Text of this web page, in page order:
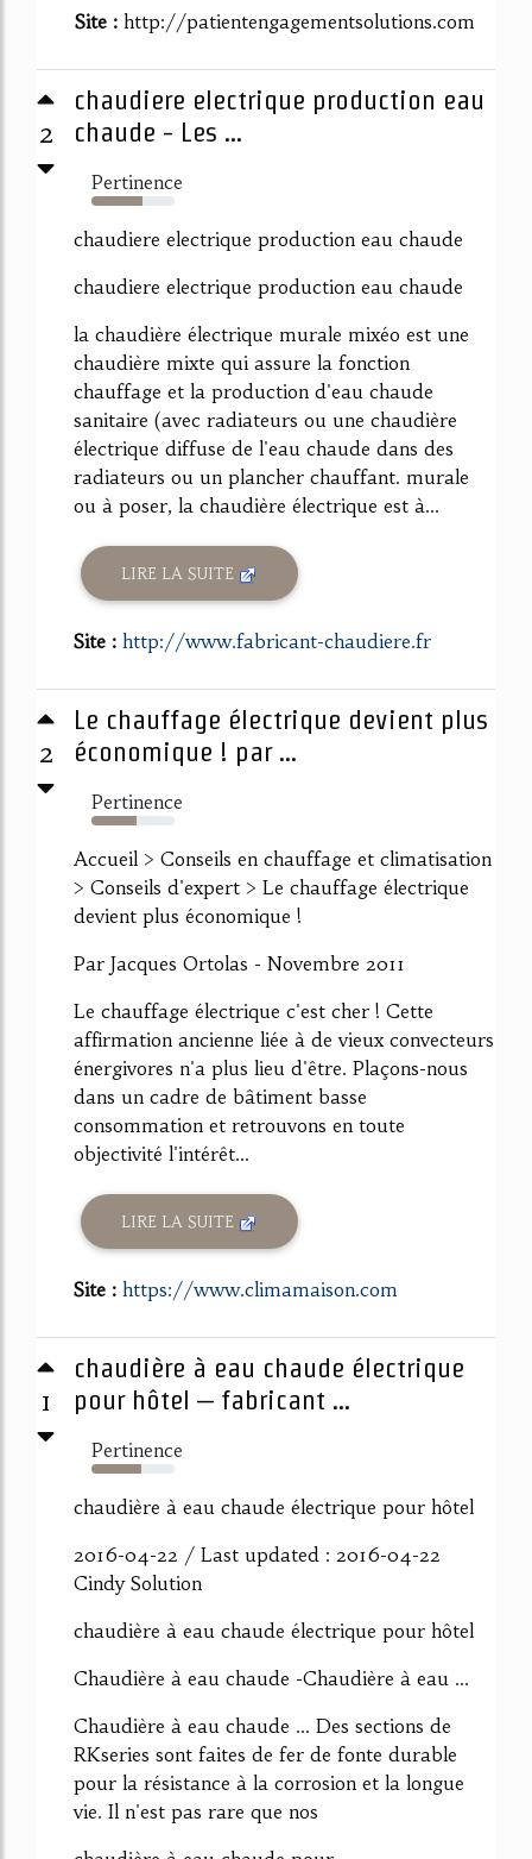
Site : http://patientengagementsolutions.com
2
chaudiere electrique production eau
chaude - Les ...
Pertinence
61%
chaudiere electrique production eau chaude
chaudiere electrique production eau chaude
la chaudière électrique murale mixéo est une
chaudière mixte qui assure la fonction
chauffage et la production d'eau chaude
sanitaire (avec radiateurs ou une chaudière
électrique diffuse de l'eau chaude dans des
radiateurs ou un plancher chauffant. murale
ou à poser, la chaudière électrique est à...
LIRE LA SUITE
Site : http://www.fabricant-chaudiere.fr
2
Le chauffage électrique devient plus
économique ! par ...
Pertinence
54%
Accueil > Conseils en chauffage et climatisation
> Conseils d'expert > Le chauffage électrique
devient plus économique !
Par Jacques Ortolas - Novembre 2011
Le chauffage électrique c'est cher ! Cette
affirmation ancienne liée à de vieux convecteurs
énergivores n'a plus lieu d'être. Plaçons-nous
dans un cadre de bâtiment basse
consommation et retrouvons en toute
objectivité l'intérêt...
LIRE LA SUITE
Site : https://www.climamaison.com
1
chaudière à eau chaude électrique
pour hôtel – fabricant ...
Pertinence
60%
chaudière à eau chaude électrique pour hôtel
2016-04-22 / Last updated : 2016-04-22
Cindy Solution
chaudière à eau chaude électrique pour hôtel
Chaudière à eau chaude -Chaudière à eau ...
Chaudière à eau chaude ... Des sections de
RKseries sont faites de fer de fonte durable
pour la résistance à la corrosion et la longue
vie. Il n'est pas rare que nos